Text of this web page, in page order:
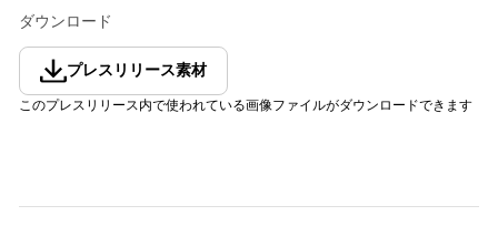
ダウンロード
プレスリリース素材
このプレスリリース内で使われている画像ファイルがダウンロードできます